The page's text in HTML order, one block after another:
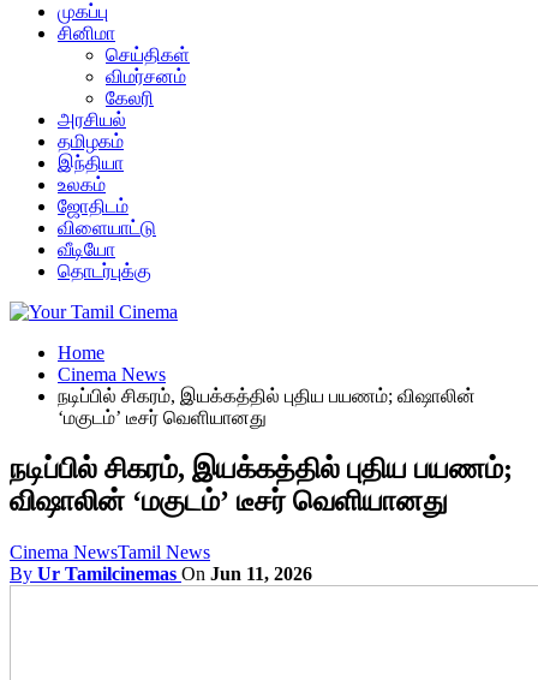
முகப்பு
சினிமா
செய்திகள்
விமர்சனம்
கேலரி
அரசியல்
தமிழகம்
இந்தியா
உலகம்
ஜோதிடம்
விளையாட்டு
வீடியோ
தொடர்புக்கு
Home
Cinema News
நடிப்பில் சிகரம், இயக்கத்தில் புதிய பயணம்; விஷாலின்
‘மகுடம்’ டீசர் வெளியானது
நடிப்பில் சிகரம், இயக்கத்தில் புதிய பயணம்;
விஷாலின் ‘மகுடம்’ டீசர் வெளியானது
Cinema NewsTamil News
By Ur Tamilcinemas On Jun 11, 2026